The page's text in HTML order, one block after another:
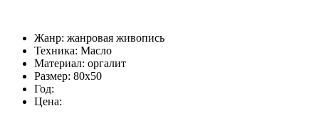
Жанр: жанровая живопись
Техника: Масло
Материал: оргалит
Размер: 80х50
Год:
Цена: